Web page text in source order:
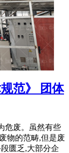
范》 团体
危废。虽然有些
物的范畴,但是废
匮乏,大部分企